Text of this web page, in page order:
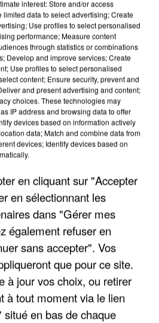
CANICULES, LES REFUGES
interest: Store and/or access
data to select advertising; Create
Use profiles to select personalised
performance; Measure content
through statistics or combinations
Develop and improve services; Create
Use profiles to select personalised
content; Ensure security, prevent and
and present advertising and content;
choices. These technologies may
IP address and browsing data to offer
devices based on information actively
data; Match and combine data from
devices; Identify devices based on
en cliquant sur "Accepter
en sélectionnant les
dans "Gérer mes
également refuser en
sans accepter". Vos
que pour ce site.
à jour vos choix, ou retirer
à tout moment via le lien
en bas de chaque